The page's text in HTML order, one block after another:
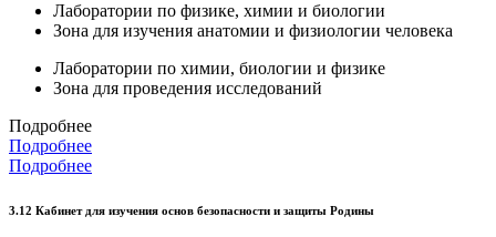
Лаборатории по физике, химии и биологии
Зона для изучения анатомии и физиологии человека
Лаборатории по химии, биологии и физике
Зона для проведения исследований
Подробнее
Подробнее
Подробнее
3.12 Кабинет для изучения основ безопасности и защиты Родины